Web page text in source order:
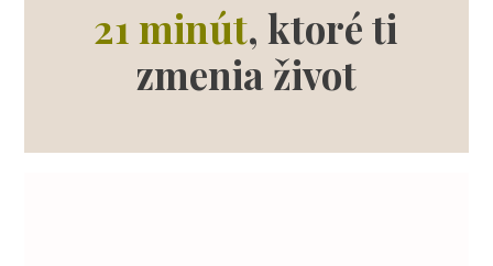
21 minút,ktoré ti
zmenia život